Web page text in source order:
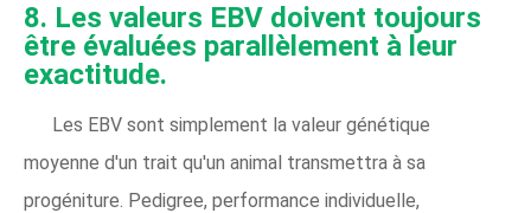
8. Les valeurs EBV doivent toujours
être évaluées parallèlement à leur
exactitude.
Les EBV sont simplement la valeur génétique
moyenne d'un trait qu'un animal transmettra à sa
progéniture. Pedigree, performance individuelle,